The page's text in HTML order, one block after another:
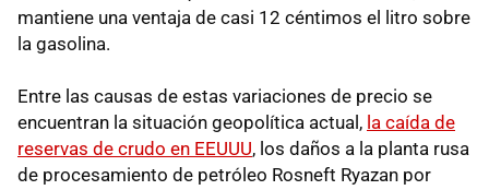
mantiene una ventaja de casi 12 céntimos el litro sobre
la gasolina.
Entre las causas de estas variaciones de precio se
encuentran la situación geopolítica actual, la caída de
reservas de crudo en EEUUU, los daños a la planta rusa
de procesamiento de petróleo Rosneft Ryazan por